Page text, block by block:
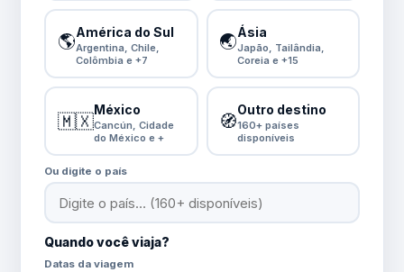
🌎América do Sul
Argentina, Chile,
Colômbia e +7
🌏Ásia
Japão, Tailândia,
Coreia e +15
🇲🇽
México
Cancún, Cidade
do México e +
🧭
Outro destino
160+ países
disponíveis
Ou digite o país
Quando você viaja?
Datas da viagem